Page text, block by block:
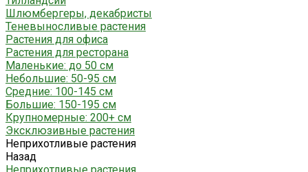
Шлюмбергеры, декабристы
Теневыносливые растения
Растения для офиса
Растения для ресторана
Маленькие: до 50 см
Небольшие: 50-95 см
Средние: 100-145 см
Большие: 150-195 см
Крупномерные: 200+ см
Эксклюзивные растения
Неприхотливые растения
Назад